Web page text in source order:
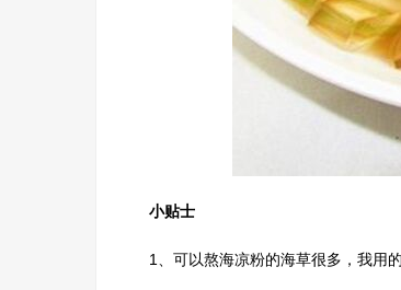
小贴士
1、可以熬海凉粉的海草很多，我用